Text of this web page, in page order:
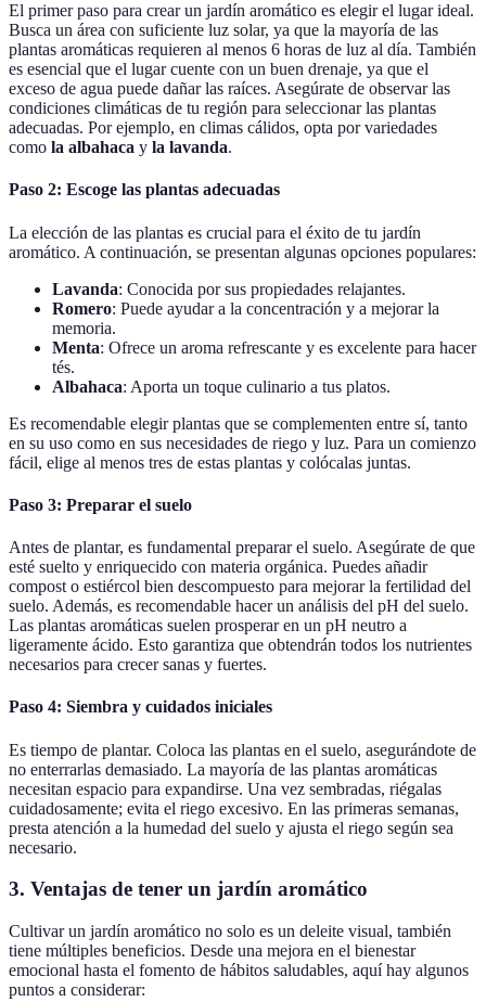
El primer paso para crear un jardín aromático es elegir el lugar ideal.
Busca un área con suficiente luz solar, ya que la mayoría de las
plantas aromáticas requieren al menos 6 horas de luz al día. También
es esencial que el lugar cuente con un buen drenaje, ya que el
exceso de agua puede dañar las raíces. Asegúrate de observar las
condiciones climáticas de tu región para seleccionar las plantas
adecuadas. Por ejemplo, en climas cálidos, opta por variedades
como la albahaca y la lavanda.
Paso 2: Escoge las plantas adecuadas
La elección de las plantas es crucial para el éxito de tu jardín
aromático. A continuación, se presentan algunas opciones populares:
Lavanda: Conocida por sus propiedades relajantes.
Romero: Puede ayudar a la concentración y a mejorar la
memoria.
Menta: Ofrece un aroma refrescante y es excelente para hacer
tés.
Albahaca: Aporta un toque culinario a tus platos.
Es recomendable elegir plantas que se complementen entre sí, tanto
en su uso como en sus necesidades de riego y luz. Para un comienzo
fácil, elige al menos tres de estas plantas y colócalas juntas.
Paso 3: Preparar el suelo
Antes de plantar, es fundamental preparar el suelo. Asegúrate de que
esté suelto y enriquecido con materia orgánica. Puedes añadir
compost o estiércol bien descompuesto para mejorar la fertilidad del
suelo. Además, es recomendable hacer un análisis del pH del suelo.
Las plantas aromáticas suelen prosperar en un pH neutro a
ligeramente ácido. Esto garantiza que obtendrán todos los nutrientes
necesarios para crecer sanas y fuertes.
Paso 4: Siembra y cuidados iniciales
Es tiempo de plantar. Coloca las plantas en el suelo, asegurándote de
no enterrarlas demasiado. La mayoría de las plantas aromáticas
necesitan espacio para expandirse. Una vez sembradas, riégalas
cuidadosamente; evita el riego excesivo. En las primeras semanas,
presta atención a la humedad del suelo y ajusta el riego según sea
necesario.
3. Ventajas de tener un jardín aromático
Cultivar un jardín aromático no solo es un deleite visual, también
tiene múltiples beneficios. Desde una mejora en el bienestar
emocional hasta el fomento de hábitos saludables, aquí hay algunos
puntos a considerar: